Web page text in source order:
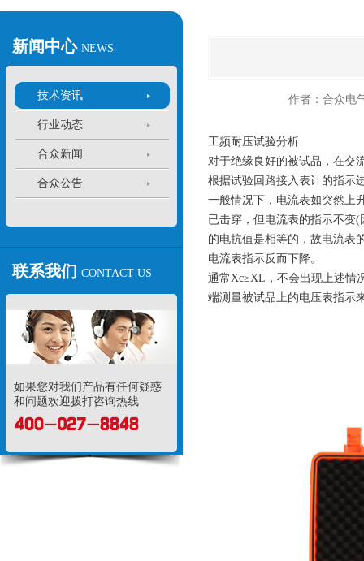
新闻中心 NEWS
技术资讯
行业动态
合众新闻
合众公告
联系我们 CONTACT US
如果您对我们产品有任何疑惑
和问题欢迎拨打咨询热线
作者：合众电
工频耐压试验分析
对于绝缘良好的被试品，在交
根据试验回路接入表计的指示
一般情况下，电流表如突然上
已击穿，但电流表的指示不变
的电抗值是相等的，故电流表
电流表指示反而下降。
通常Xc≥XL，不会出现上述情
端测量被试品上的电压表指示